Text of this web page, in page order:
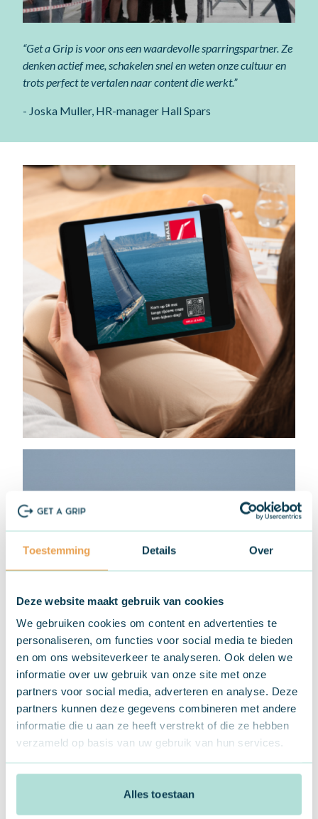
Toestemming Details Over
Deze website maakt gebruik van cookies
We gebruiken cookies om content en advertenties te
personaliseren, om functies voor social media te bieden
en om ons websiteverkeer te analyseren. Ook delen we
informatie over uw gebruik van onze site met onze
partners voor social media, adverteren en analyse. Deze
partners kunnen deze gegevens combineren met andere
informatie die u aan ze heeft verstrekt of die ze hebben
verzameld op basis van uw gebruik van hun services.
Alles toestaan
“Get a Grip is voor ons een waardevolle sparringspartner. Ze
denken actief mee, schakelen snel en weten onze cultuur en
trots perfect te vertalen naar content die werkt.”
- Joska Muller, HR-manager Hall Spars